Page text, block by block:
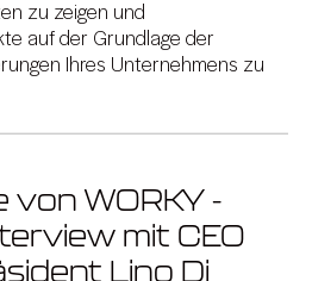
zu zeigen und
auf der Grundlage der
Ihres Unternehmens zu
von WORKY -
mit CEO
Lino Di